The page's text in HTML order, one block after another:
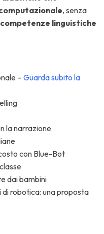
, senza
competenze linguistiche
– Guarda subito la
la narrazione
con Blue-Bot
dai bambini
robotica: una proposta